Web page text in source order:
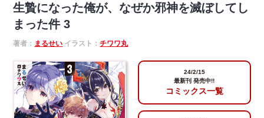
生贄になった俺が、なぜか邪神を滅ぼしてし
まった件 3
著者： まるせい イラスト：チワワ丸
24/2/15
最新刊 発売中!!
コミックス一覧